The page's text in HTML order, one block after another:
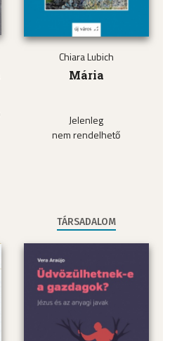
Chiara Lubich
Mária
Jelenleg
nem rendelhető
TÁRSADALOM